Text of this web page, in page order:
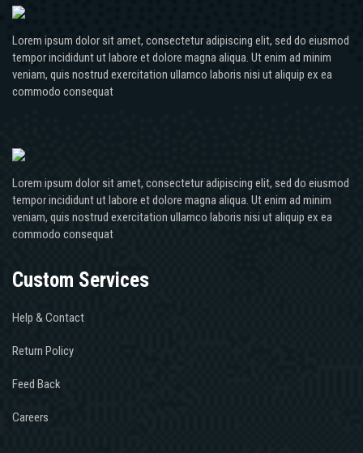
Lorem ipsum dolor sit amet, consectetur adipiscing elit, sed do eiusmod
tempor incididunt ut labore et dolore magna aliqua. Ut enim ad minim
veniam, quis nostrud exercitation ullamco laboris nisi ut aliquip ex ea
commodo consequat
Lorem ipsum dolor sit amet, consectetur adipiscing elit, sed do eiusmod
tempor incididunt ut labore et dolore magna aliqua. Ut enim ad minim
veniam, quis nostrud exercitation ullamco laboris nisi ut aliquip ex ea
commodo consequat
Custom Services
Help & Contact
Return Policy
Feed Back
Careers